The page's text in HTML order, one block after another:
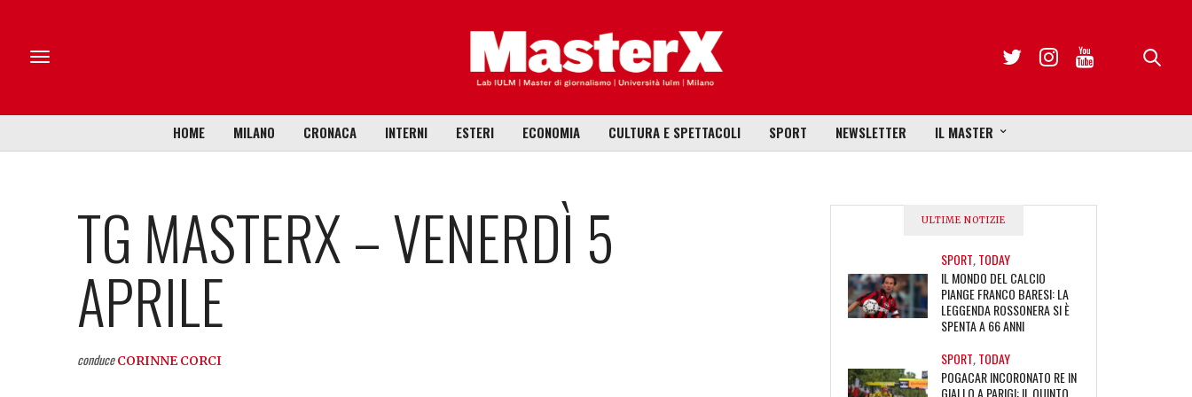
HOME MILANO CRONACA INTERNI ESTERI ECONOMIA CULTURA E SPETTACOLI SPORT NEWSLETTER IL MASTER
TG MASTERX – VENERDÌ 5
APRILE
conduce CORINNE CORCI
ULTIME NOTIZIE
SPORT,TODAY
IL MONDO DEL CALCIO
PIANGE FRANCO BARESI: LA
LEGGENDA ROSSONERA SI È
SPENTA A 66 ANNI
SPORT,TODAY
POGACAR INCORONATO RE IN
GIALLO A PARIGI: IL QUINTO